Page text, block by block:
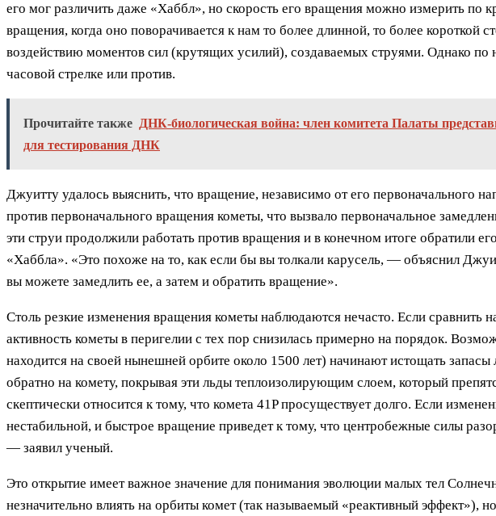
его мог различить даже «Хаббл», но скорость его вращения можно измерить по
вращения, когда оно поворачивается к нам то более длинной, то более
воздействию моментов сил (крутящих усилий), создаваемых струями. Однако
часовой стрелке или против.
Прочитайте также ДНК-биологическая война: член комитета Палаты
для тестирования ДНК
Джуитту удалось выяснить, что вращение, независимо от его первоначального
против первоначального вращения кометы, что вызвало первоначальное
эти струи продолжили работать против вращения и в конечном итоге обратили
«Хаббла». «Это похоже на то, как если бы вы толкали карусель, — объяснил
вы можете замедлить ее, а затем и обратить вращение».
Столь резкие изменения вращения кометы наблюдаются нечасто. Если
активность кометы в перигелии с тех пор снизилась примерно на порядок.
находится на своей нынешней орбите около 1500 лет) начинают истощать
обратно на комету, покрывая эти льды теплоизолирующим слоем, который
скептически относится к тому, что комета 41P просуществует долго. Если
нестабильной, и быстрое вращение приведет к тому, что центробежные силы
— заявил ученый.
Это открытие имеет важное значение для понимания эволюции малых тел
незначительно влиять на орбиты комет (так называемый «реактивный